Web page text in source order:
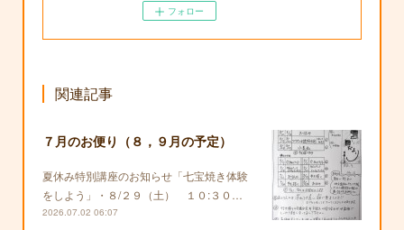
フォロー
関連記事
７月のお便り（８，９月の予定）
夏休み特別講座のお知らせ「七宝焼き体験
をしよう」・８/２９（土） １０:３０…
2026.07.02 06:07